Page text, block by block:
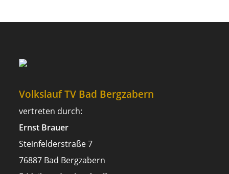
Volkslauf TV Bad Bergzabern
vertreten durch:
Ernst Brauer
Steinfelderstraße 7
76887 Bad Bergzabern